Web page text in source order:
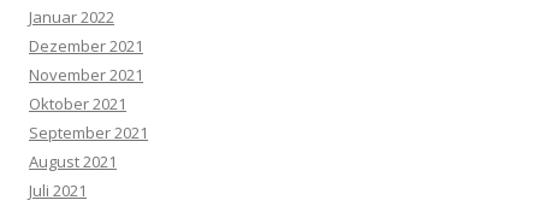
Januar 2022
Dezember 2021
November 2021
Oktober 2021
September 2021
August 2021
Juli 2021